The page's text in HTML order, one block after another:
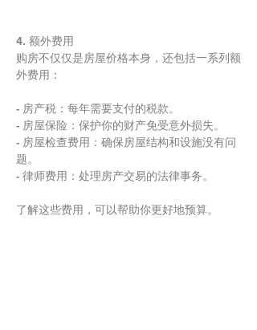
4. 额外费用
购房不仅仅是房屋价格本身，还包括一系列额
外费用：
- 房产税：每年需要支付的税款。
- 房屋保险：保护你的财产免受意外损失。
- 房屋检查费用：确保房屋结构和设施没有问
题。
- 律师费用：处理房产交易的法律事务。
了解这些费用，可以帮助你更好地预算。